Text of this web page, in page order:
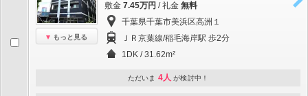
もっと見る
敷金 7.45万円 / 礼金 無料
千葉県千葉市美浜区高洲１
ＪＲ京葉線/稲毛海岸駅 歩2分
1DK / 31.62m²
ただいま 4人 が検討中！